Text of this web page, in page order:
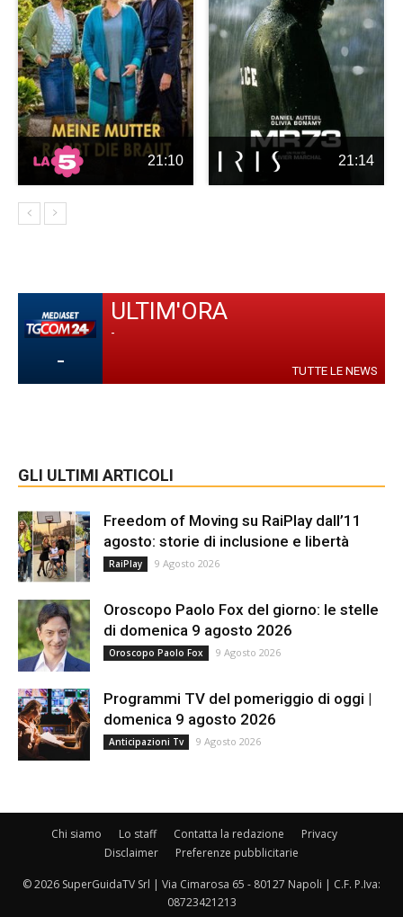
21:10 21:14
-
ULTIM'ORA
-
TUTTE LE NEWS
GLI ULTIMI ARTICOLI
Freedom of Moving su RaiPlay dall’11
agosto: storie di inclusione e libertà
RaiPlay 9 Agosto 2026
Oroscopo Paolo Fox del giorno: le stelle
di domenica 9 agosto 2026
Oroscopo Paolo Fox 9 Agosto 2026
Programmi TV del pomeriggio di oggi |
domenica 9 agosto 2026
Anticipazioni Tv 9 Agosto 2026
Chi siamo Lo staff Contatta la redazione
Privacy
Disclaimer
Preferenze pubblicitarie
© 2026 SuperGuidaTV Srl | Via Cimarosa 65 - 80127 Napoli | C.F. P.Iva:
08723421213